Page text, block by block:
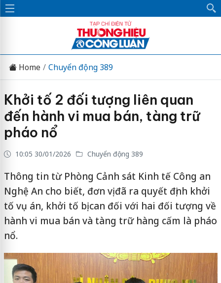
Home Chuyển động 389
Khởi tố 2 đối tượng liên quan
đến hành vi mua bán, tàng trữ
pháo nổ
10:05 30/01/2026 Chuyển động 389
Thông tin từ Phòng Cảnh sát Kinh tế Công an
Nghệ An cho biết, đơn vị đã ra quyết định khởi
tố vụ án, khởi tố bị can đối với hai đối tượng về
hành vi mua bán và tàng trữ hàng cấm là pháo
nổ.